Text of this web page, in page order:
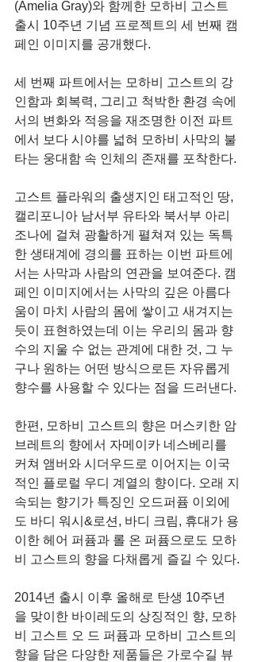
(Amelia Gray)와 함께한 모하비 고스트
출시 10주년 기념 프로젝트의 세 번째 캠
페인 이미지를 공개했다.
세 번째 파트에서는 모하비 고스트의 강
인함과 회복력, 그리고 척박한 환경 속에
서의 변화와 적응을 재조명한 이전 파트
에서 보다 시야를 넓혀 모하비 사막의 불
타는 웅대함 속 인체의 존재를 포착한다.
고스트 플라워의 출생지인 태고적인 땅,
캘리포니아 남서부 유타와 북서부 아리
조나에 걸쳐 광활하게 펼쳐져 있는 독특
한 생태계에 경의를 표하는 이번 파트에
서는 사막과 사람의 연관을 보여준다. 캠
페인 이미지에서는 사막의 깊은 아름다
움이 마치 사람의 몸에 쌓이고 새겨지는
듯이 표현하였는데 이는 우리의 몸과 향
수의 지울 수 없는 관계에 대한 것, 그 누
구나 원하는 어떤 방식으로든 자유롭게
향수를 사용할 수 있다는 점을 드러낸다.
한편, 모하비 고스트의 향은 머스키한 암
브레트의 향에서 자메이카 네스베리를
커쳐 앰버와 시더우드로 이어지는 이국
적인 플로럴 우디 계열의 향이다. 오래 지
속되는 향기가 특징인 오드퍼퓸 이외에
도 바디 워시&로션, 바디 크림, 휴대가 용
이한 헤어 퍼퓸과 롤 온 퍼퓸으로도 모하
비 고스트의 향을 다채롭게 즐길 수 있다.
2014년 출시 이후 올해로 탄생 10주년
을 맞이한 바이레도의 상징적인 향, 모하
비 고스트 오 드 퍼퓸과 모하비 고스트의
향을 담은 다양한 제품들은 가로수길 뷰